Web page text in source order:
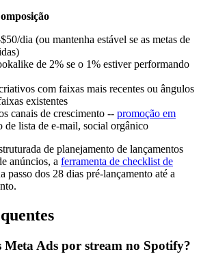
dia (ou mantenha estável se as metas de
de 2% se o 1% estiver performando
com faixas mais recentes ou ângulos
existentes
canais de crescimento -- promoção em
de lista de e-mail, social orgânico
de planejamento de lançamentos
anúncios, a ferramenta de checklist de
passo dos 28 dias pré-lançamento até a
Meta Ads por stream no Spotify?